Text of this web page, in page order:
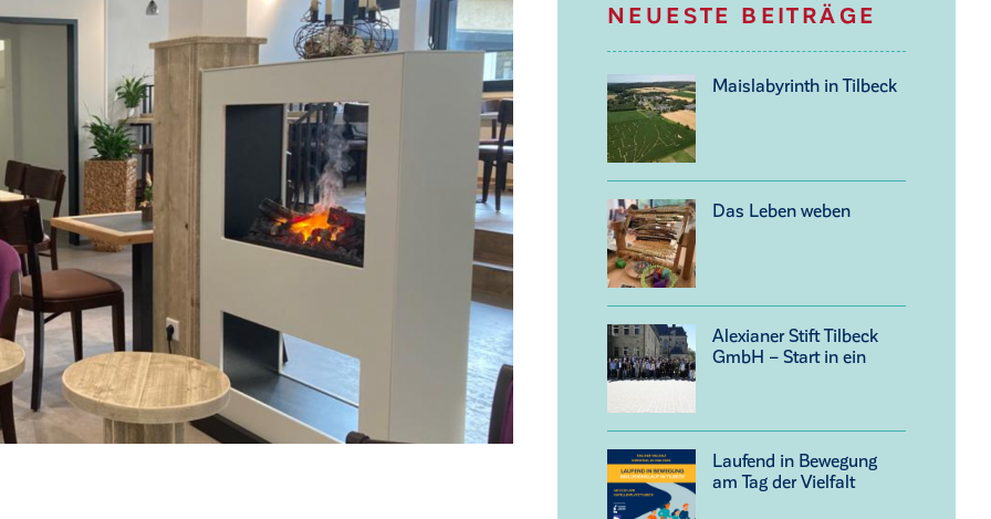
NEUESTE BEITRÄGE
Maislabyrinth in Tilbeck
Das Leben weben
Alexianer Stift Tilbeck
GmbH – Start in ein
Laufend in Bewegung
am Tag der Vielfalt